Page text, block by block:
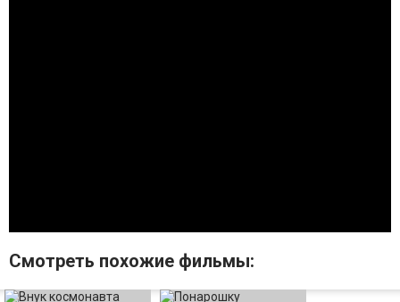
Смотрeть похожие фильмы: